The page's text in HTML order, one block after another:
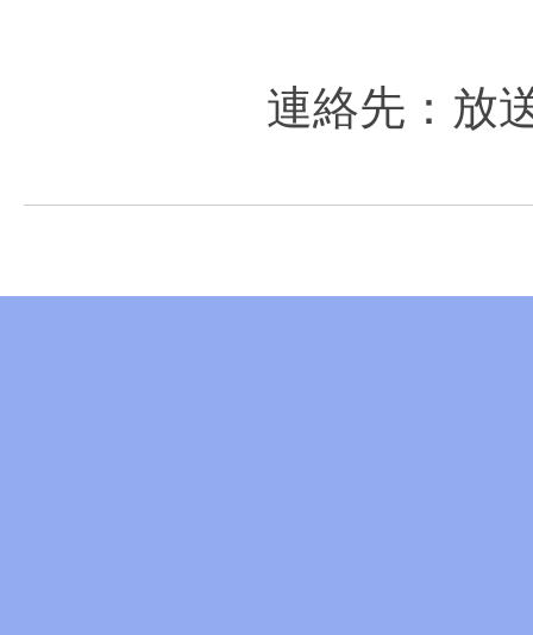
連絡先：放